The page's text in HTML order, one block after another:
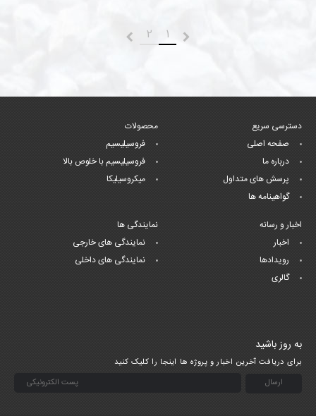
1
2
دسترسی سریع
صفحه اصلی
درباره ما
پرسش های متداول
گواهینامه ها
محصولات
فروسیلیسیم
فروسیلیسیم با خلوص بالا
میکروسیلیکا
اخبار و رسانه
اخبار
رویدادها
گالری
نمایندگی ها
نمایندگی های خارجی
نمایندگی های داخلی
به روز باشید
برای دریافت آخرین اخبار و پروژه ها اینجا را کلیک کنید